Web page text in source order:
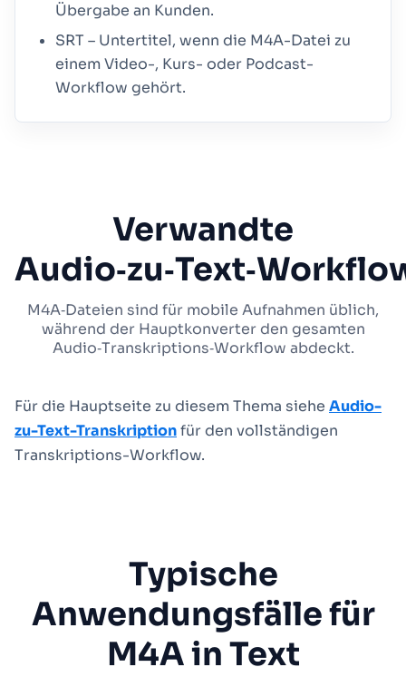
Übergabe an Kunden.
SRT – Untertitel, wenn die M4A-Datei zu
einem Video-, Kurs- oder Podcast-
Workflow gehört.
Verwandte
M4A‑Dateien sind für mobile Aufnahmen üblich,
während der Hauptkonverter den gesamten
Audio‑Transkriptions‑Workflow abdeckt.
Für die Hauptseite zu diesem Thema siehe Audio-
zu-Text-Transkriptionfür den vollständigen
Transkriptions-Workflow.
Typische
Anwendungsfälle für
M4A in Text